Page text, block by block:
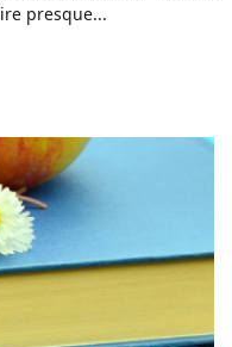
presque...